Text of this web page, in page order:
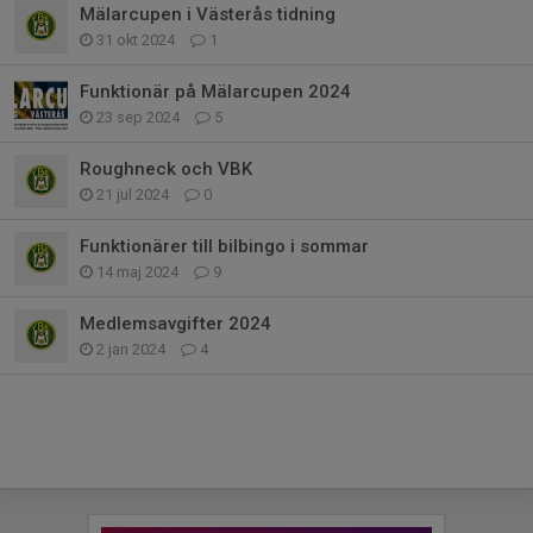
Mälarcupen i Västerås tidning
31 okt 2024 1
Funktionär på Mälarcupen 2024
23 sep 2024 5
Roughneck och VBK
21 jul 2024 0
Funktionärer till bilbingo i sommar
14 maj 2024 9
Medlemsavgifter 2024
2 jan 2024 4